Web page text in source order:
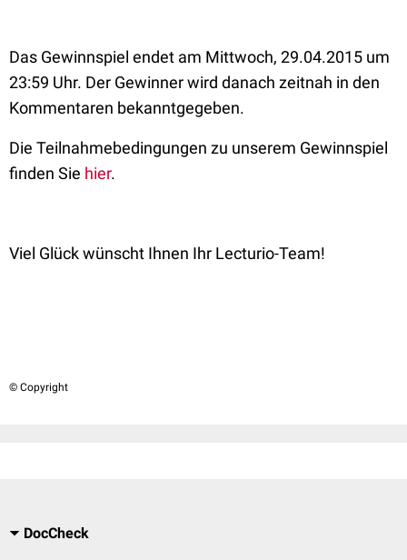
Das Gewinnspiel endet am Mittwoch, 29.04.2015 um
23:59 Uhr. Der Gewinner wird danach zeitnah in den
Kommentaren bekanntgegeben.
Die Teilnahmebedingungen zu unserem Gewinnspiel
finden Sie hier.
Viel Glück wünscht Ihnen Ihr Lecturio-Team!
© Copyright
DocCheck